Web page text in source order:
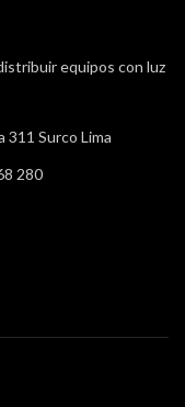
equipos con luz
311 Surco Lima
280